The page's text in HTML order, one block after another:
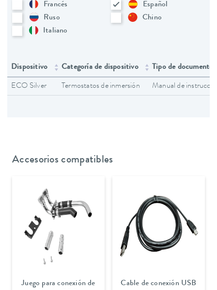
Francés
Español
Ruso
Chino
Italiano
Dispositivo Categoría de dispositivo Tipo de documento
ECO Silver Termostatos de inmersión Manual de
Accesorios compatibles
Juego para conexión de
Cable de conexión USB